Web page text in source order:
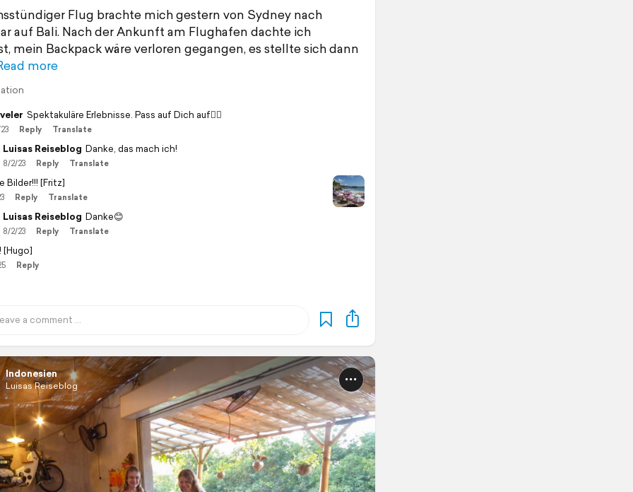
Flug brachte mich gestern von Sydney nach
auf Bali. Nach der Ankunft am Flughafen dachte ich
mein Backpack wäre verloren gegangen, es stellte sich dann
more
Spektakuläre Erlebnisse. Pass auf Dich auf🙋‍♀️
Reply Translate
Luisas Reiseblog Danke, das mach ich!
8/2/23 Reply Translate
Bilder!!! [Fritz]
Reply Translate
Luisas Reiseblog Danke😊
8/2/23 Reply Translate
[Hugo]
Reply
Indonesien
Luisas Reiseblog